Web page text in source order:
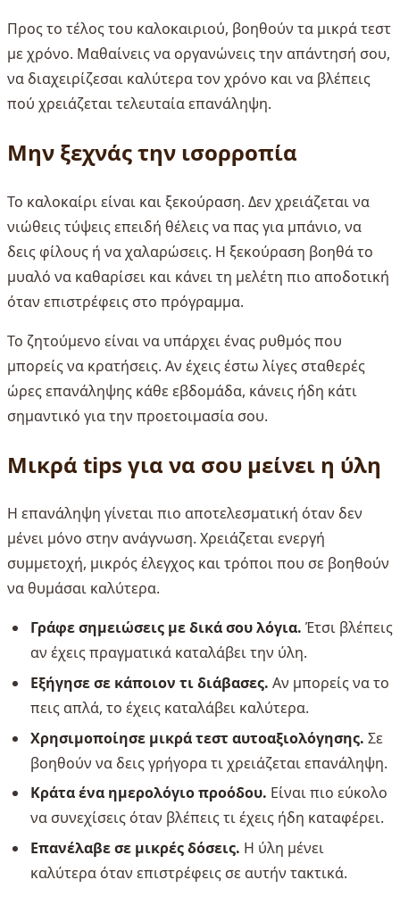
Προς το τέλος του καλοκαιριού, βοηθούν τα μικρά τεστ
με χρόνο. Μαθαίνεις να οργανώνεις την απάντησή σου,
να διαχειρίζεσαι καλύτερα τον χρόνο και να βλέπεις
πού χρειάζεται τελευταία επανάληψη.
Μην ξεχνάς την ισορροπία
Το καλοκαίρι είναι και ξεκούραση. Δεν χρειάζεται να
νιώθεις τύψεις επειδή θέλεις να πας για μπάνιο, να
δεις φίλους ή να χαλαρώσεις. Η ξεκούραση βοηθά το
μυαλό να καθαρίσει και κάνει τη μελέτη πιο αποδοτική
όταν επιστρέφεις στο πρόγραμμα.
Το ζητούμενο είναι να υπάρχει ένας ρυθμός που
μπορείς να κρατήσεις. Αν έχεις έστω λίγες σταθερές
ώρες επανάληψης κάθε εβδομάδα, κάνεις ήδη κάτι
σημαντικό για την προετοιμασία σου.
Μικρά tips για να σου μείνει η ύλη
Η επανάληψη γίνεται πιο αποτελεσματική όταν δεν
μένει μόνο στην ανάγνωση. Χρειάζεται ενεργή
συμμετοχή, μικρός έλεγχος και τρόποι που σε βοηθούν
να θυμάσαι καλύτερα.
Γράφε σημειώσεις με δικά σου λόγια. Έτσι βλέπεις
αν έχεις πραγματικά καταλάβει την ύλη.
Εξήγησε σε κάποιον τι διάβασες. Αν μπορείς να το
πεις απλά, το έχεις καταλάβει καλύτερα.
Χρησιμοποίησε μικρά τεστ αυτοαξιολόγησης. Σε
βοηθούν να δεις γρήγορα τι χρειάζεται επανάληψη.
Κράτα ένα ημερολόγιο προόδου. Είναι πιο εύκολο
να συνεχίσεις όταν βλέπεις τι έχεις ήδη καταφέρει.
Επανέλαβε σε μικρές δόσεις. Η ύλη μένει
καλύτερα όταν επιστρέφεις σε αυτήν τακτικά.